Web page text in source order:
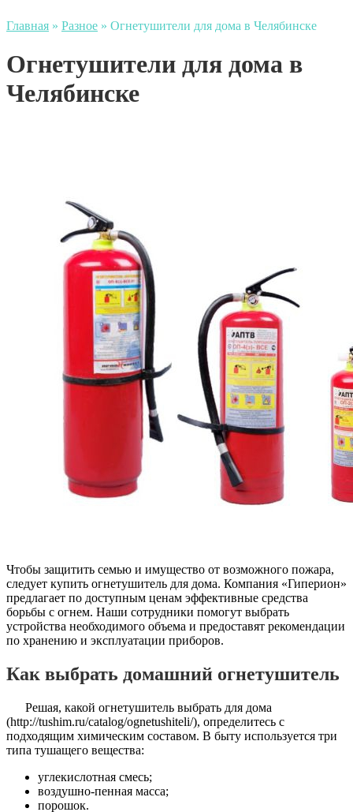
Главная » Разное » Огнетушители для дома в Челябинске
Огнетушители для дома в
Челябинске
Чтобы защитить семью и имущество от возможного пожара,
следует купить огнетушитель для дома. Компания «Гиперион»
предлагает по доступным ценам эффективные средства
борьбы с огнем. Наши сотрудники помогут выбрать
устройства необходимого объема и предоставят рекомендации
по хранению и эксплуатации приборов.
Как выбрать домашний огнетушитель
Решая, какой огнетушитель выбрать для дома
(http://tushim.ru/catalog/ognetushiteli/), определитесь с
подходящим химическим составом. В быту используется три
типа тушащего вещества:
углекислотная смесь;
воздушно-пенная масса;
порошок.